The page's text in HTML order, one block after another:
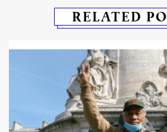
RELATED